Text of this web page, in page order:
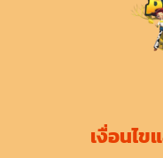
เงื่อนไข